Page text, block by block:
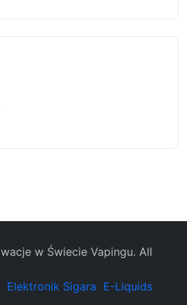
w Świecie Vapingu. All
Elektronik Sigara E-Liquids